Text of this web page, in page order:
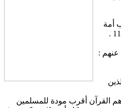
أمة
قائمة يتلون آيات الله اناء الليل وهم يسجدون يؤمنون بالله واليوم الآخر ويأمرون بالمعروف وينهون عن المنكر ويسعون في الخيرات وأولئك من الصالحين ) سورة آل عمران 113 .
عنهم :
فقال في ذلك : ( فقفينا بعيسى ابن مريم وأتيناه الإنجيل وجعلنا في قلوب الذين اتبعوه رأفة ورحمة ) سورة الحديد 27 . واعتبرهم القرآن أقرب مودة للمسلمين